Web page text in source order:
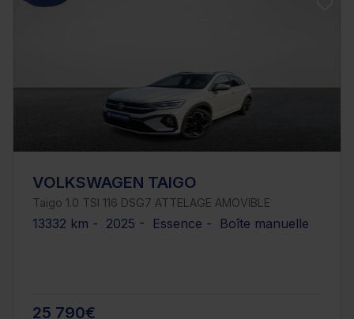
VOLKSWAGEN TAIGO
Taigo 1.0 TSI 116 DSG7 ATTELAGE AMOVIBLE
13332 km - 2025 - Essence - Boîte manuelle
25 790€